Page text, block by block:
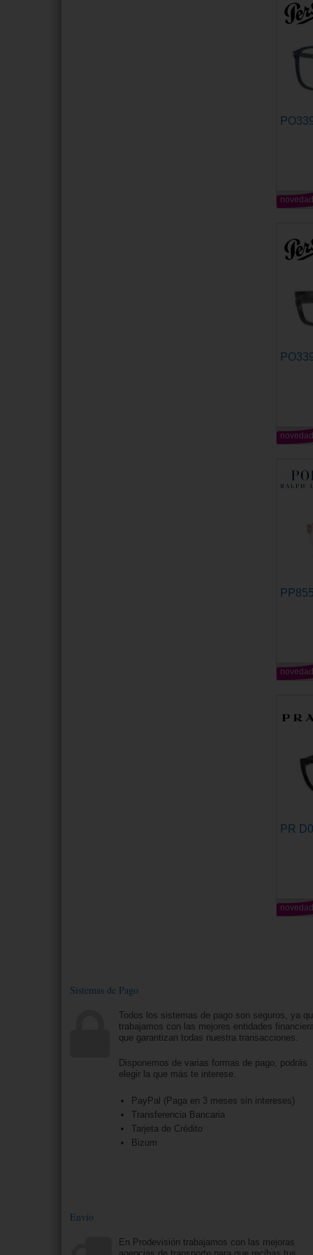
novedad
novedad
novedad
PR
novedad
Sistemas de Pago
Todos los sistemas de pago son seguros, ya
trabajamos con las mejores entidades
que garantizan todas nuestra transacciones.
Disponemos de varias formas de pago, podrás
elegir la que más te interese.
PayPal (Paga en 3 meses sin intereses)
Transferencia Bancaria
Tarjeta de Crédito
Bizum
Envío
En Prodevisión trabajamos con las mejoras